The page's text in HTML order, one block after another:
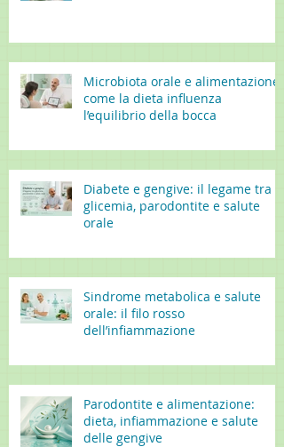
Microbiota orale e alimentazione:
come la dieta influenza
l’equilibrio della bocca
Diabete e gengive: il legame tra
glicemia, parodontite e salute
orale
Sindrome metabolica e salute
orale: il filo rosso
dell’infiammazione
Parodontite e alimentazione:
dieta, infiammazione e salute
delle gengive